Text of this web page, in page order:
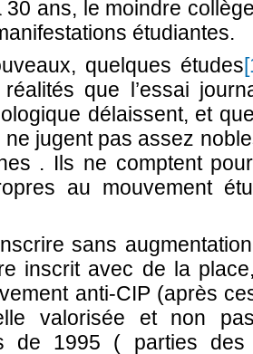
30 ans, le moindre
étudiantes.
quelques études
que l’essai
délaissent, et
ne jugent pas assez
. Ils ne comptent
au mouvement
sans
inscrit avec de la
anti-CIP (après
valorisée et non
de 1995 ( parties des